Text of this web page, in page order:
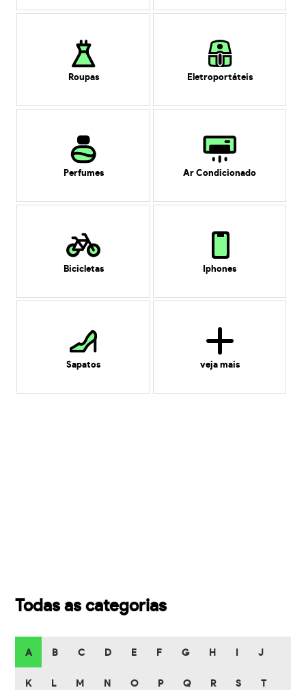
Roupas Eletroportáteis
Perfumes Ar Condicionado
Bicicletas Iphones
Sapatos veja mais
Todas as categorias
A B C D E F G H J
K L M N O P Q R S T